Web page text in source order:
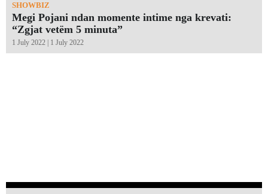
SHOWBIZ
Megi Pojani ndan momente intime nga krevati:
“Zgjat vetëm 5 minuta”￼
1 July 2022 | 1 July 2022